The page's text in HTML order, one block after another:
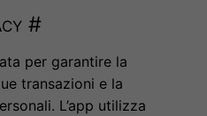
#
per garantire la
transazioni e la
L’app utilizza